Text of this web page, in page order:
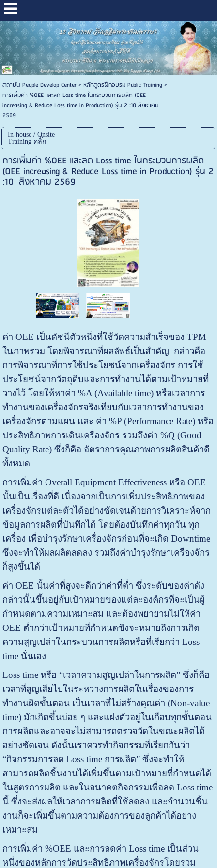
สถาบัน People Develop Center> หลักสูตรฝึกอบรม Public Training>
การเพิ่มค่า %OEE และลด Loss time ในกระบวนการผลิต (OEE
increasing & Reduce Loss time in Production) รุ่น 2 :10 สิงหาคม
2569
In-house / Onsite
Training คลิ๊ก
การเพิ่มค่า %OEE และลด Loss time ในกระบวนการผลิต
(OEE increasing & Reduce Loss time in Production) รุ่น 2
:10 สิงหาคม 2569
ค่า OEE เป็นดัชนีตัวหนึ่งที่ใช้วัดความสำเร็จของ TPM
ในภาพรวม โดยพิจารณาที่ผลลัพธ์เป็นสำคัญ กล่าวคือ
การพิจารณาที่การใช้ประโยชน์จากเครื่องจักร การใช้
ประโยชน์จากวัตถุดิบและการทำงานได้ตามเป้าหมายที่
วางไว้ โดยให้หาค่า %A (Available time) หรือเวลาการ
ทำงานของเครื่องจักรจริงเทียบกับเวลาการทำงานของ
เครื่องจักรตามแผน และ ค่า %P (Performance Rate) หรือ
ประสิทธิภาพการเดินเครื่องจักร รวมถึงค่า %Q (Good
Quality Rate) ซึ่งก็คือ อัตราการคุณภาพการผลิตสินค้าดี
ทั้งหมด
การเพิ่มค่า Overall Equipment Effectiveness หรือ OEE
นั้นเป็นเรื่องที่ดี เนื่องจากเป็นการเพิ่มประสิทธิภาพของ
เครื่องจักรแต่ละตัวได้อย่างชัดเจนด้วยการวิเคราะห์จาก
ข้อมูลการผลิตที่บันทึกได้ โดยต้องบันทึกค่าทุกวัน ทุก
เครื่อง เพื่อบำรุงรักษาเครื่องจักรก่อนที่จะเกิด Downtime
ซึ่งจะทำให้ผลผลิตลดลง รวมถึงค่าบำรุงรักษาเครื่องจักร
ก็สูงขึ้นได้
ค่า OEE นั้นค่าที่สูงจะดีกว่าค่าที่ต่ำ ซึ่งระดับของค่าดัง
กล่าวนั้นขึ้นอยู่กับเป้าหมายของแต่ละองค์กรที่จะเป็นผู้
กำหนดตามความเหมาะสม และต้องพยายามไม่ให้ค่า
OEE ต่ำกว่าเป้าหมายที่กำหนดซึ่งจะหมายถึงการเกิด
ความสูญเปล่าในกระบวนการผลิตหรือที่เรียกว่า Loss
time นั่นเอง
Loss time หรือ “เวลาความสูญเปล่าในการผลิต” ซึ่งก็คือ
เวลาที่สูญเสียไปในระหว่างการผลิตในเรื่องของการ
ทำงานผิดขั้นตอน เป็นเวลาที่ไม่สร้างคุณค่า (Non-value
time) มักเกิดขึ้นบ่อย ๆ และแฝงตัวอยู่ในเกือบทุกขั้นตอน
การผลิตและอาจจะไม่สามารถตรวจวัดในขณะผลิตได้
อย่างชัดเจน ดังนั้นเราควรทำกิจกรรมที่เรียกกันว่า
“กิจกรรมการลด Loss time การผลิต” ซึ่งจะทำให้
สามารถผลิตชิ้นงานได้เพิ่มขึ้นตามเป้าหมายที่กำหนดได้
ในสูตรการผลิต และในอนาคตกิจกรรมเพื่อลด Loss time
นี้ ซึ่งจะส่งผลให้เวลาการผลิตที่ใช้ลดลง และจำนวนชิ้น
งานก็จะเพิ่มขึ้นตามความต้องการของลูกค้าได้อย่าง
เหมาะสม
การเพิ่มค่า %OEE และการลดค่า Loss time เป็นส่วน
หนึ่งของหลักการวัดประสิทธิภาพเครื่องจักรโดยรวม